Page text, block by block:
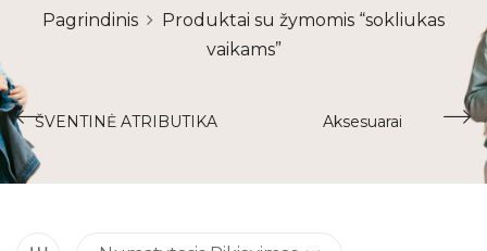
Pagrindinis
Produktai su žymomis “sokliukas
vaikams”
ŠVENTINĖ ATRIBUTIKA Aksesuarai